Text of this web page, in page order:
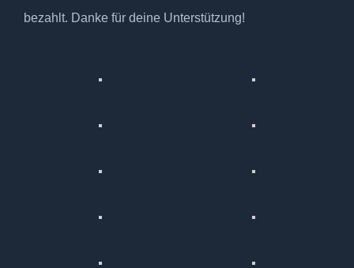
bezahlt. Danke für deine Unterstützung!